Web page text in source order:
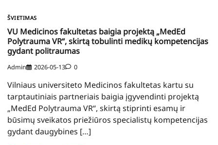
ŠVIETIMAS
VU Medicinos fakultetas baigia projektą „MedEd
Polytrauma VR“, skirtą tobulinti medikų kompetencijas
gydant politraumas
Admin 2026-05-13 0
Vilniaus universiteto Medicinos fakultetas kartu su
tarptautiniais partneriais baigia įgyvendinti projektą
„MedEd Polytrauma VR“, skirtą stiprinti esamų ir
būsimų sveikatos priežiūros specialistų kompetencijas
gydant daugybines […]